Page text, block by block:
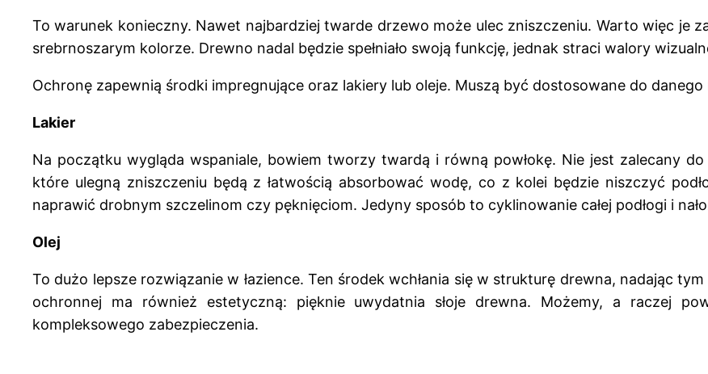
To warunek konieczny. Nawet najbardziej twarde drzewo może ulec zniszczeniu. Warto więc je
srebrnoszarym kolorze. Drewno nadal będzie spełniało swoją funkcję, jednak straci walory
Ochronę zapewnią środki impregnujące oraz lakiery lub oleje. Muszą być dostosowane do
Lakier
Na początku wygląda wspaniale, bowiem tworzy twardą i równą powłokę. Nie jest zalecany do
które ulegną zniszczeniu będą z łatwością absorbować wodę, co z kolei będzie niszczyć
naprawić drobnym szczelinom czy pęknięciom. Jedyny sposób to cyklinowanie całej podłogi i
Olej
To dużo lepsze rozwiązanie w łazience. Ten środek wchłania się w strukturę drewna, nadając
ochronnej ma również estetyczną: pięknie uwydatnia słoje drewna. Możemy, a raczej
kompleksowego zabezpieczenia.